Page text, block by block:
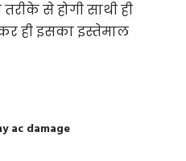
से होगी साथी ही
ही इसका इस्तेमाल
ac damage